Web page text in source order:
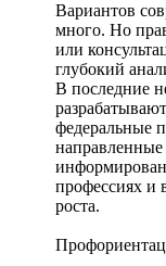
Вариантов
много. Но
или
глубокий
В последние
федеральные
профессиях и
роста.